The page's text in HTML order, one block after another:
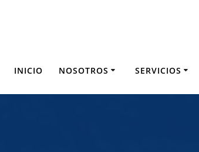
INICIO NOSOTROS SERVICIOS